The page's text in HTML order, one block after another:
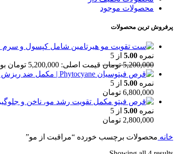
محصولات موجود
پرفروش ترین محصولات
نمره 5.00 از 5
5,200,000 تومان قیمت اصلی: 5,200,000 تومان بود.
نمره 5.00 از 5
6,800,000 تومان
نمره 5.00 از 5
2,800,000 تومان
خانه محصولات برچسب خورده “مراقبت از مو”